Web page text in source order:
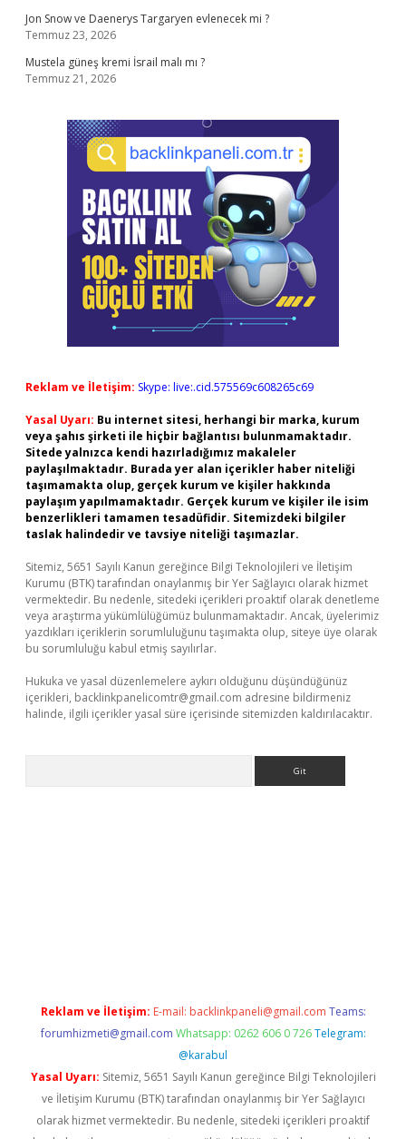
Jon Snow ve Daenerys Targaryen evlenecek mi ?
Temmuz 23, 2026
Mustela güneş kremi İsrail malı mı ?
Temmuz 21, 2026
Reklam ve İletişim: Skype: live:.cid.575569c608265c69
Yasal Uyarı: Bu internet sitesi, herhangi bir marka, kurum
veya şahıs şirketi ile hiçbir bağlantısı bulunmamaktadır.
Sitede yalnızca kendi hazırladığımız makaleler
paylaşılmaktadır. Burada yer alan içerikler haber niteliği
taşımamakta olup, gerçek kurum ve kişiler hakkında
paylaşım yapılmamaktadır. Gerçek kurum ve kişiler ile isim
benzerlikleri tamamen tesadüfidir. Sitemizdeki bilgiler
taslak halindedir ve tavsiye niteliği taşımazlar.
Sitemiz, 5651 Sayılı Kanun gereğince Bilgi Teknolojileri ve İletişim
Kurumu (BTK) tarafından onaylanmış bir Yer Sağlayıcı olarak hizmet
vermektedir. Bu nedenle, sitedeki içerikleri proaktif olarak denetleme
veya araştırma yükümlülüğümüz bulunmamaktadır. Ancak, üyelerimiz
yazdıkları içeriklerin sorumluluğunu taşımakta olup, siteye üye olarak
bu sorumluluğu kabul etmiş sayılırlar.
Hukuka ve yasal düzenlemelere aykırı olduğunu düşündüğünüz
içerikleri, backlinkpanelicomtr@gmail.com adresine bildirmeniz
halinde, ilgili içerikler yasal süre içerisinde sitemizden kaldırılacaktır.
Reklam ve İletişim: E-mail: backlinkpaneli@gmail.com Teams:
forumhizmeti@gmail.com Whatsapp: 0262 606 0 726 Telegram:
@karabul
Yasal Uyarı: Sitemiz, 5651 Sayılı Kanun gereğince Bilgi Teknolojileri
ve İletişim Kurumu (BTK) tarafından onaylanmış bir Yer Sağlayıcı
olarak hizmet vermektedir. Bu nedenle, sitedeki içerikleri proaktif